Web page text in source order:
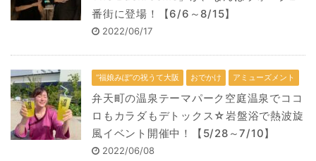
番街に登場！【6/6～8/15】
2022/06/17
“福娘みぽ”の祝うて大阪 おでかけ アミューズメント
弁天町の温泉テーマパーク空庭温泉でココ
ロもカラダもデトックス☆岩盤浴で熱波旋
風イベント開催中！【5/28～7/10】
2022/06/08